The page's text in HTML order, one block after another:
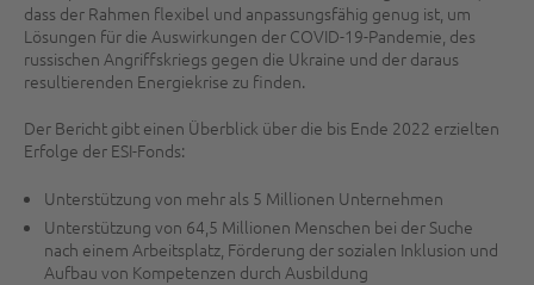
dass der Rahmen flexibel und anpassungsfähig genug ist, um
Lösungen für die Auswirkungen der COVID-19-Pandemie, des
russischen Angriffskriegs gegen die Ukraine und der daraus
resultierenden Energiekrise zu finden.
Der Bericht gibt einen Überblick über die bis Ende 2022 erzielten
Erfolge der ESI-Fonds:
Unterstützung von mehr als 5 Millionen Unternehmen
Unterstützung von 64,5 Millionen Menschen bei der Suche
nach einem Arbeitsplatz, Förderung der sozialen Inklusion und
Aufbau von Kompetenzen durch Ausbildung